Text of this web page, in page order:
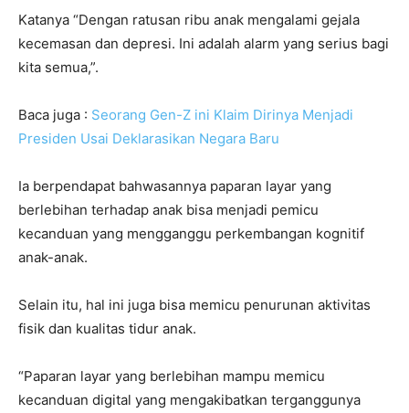
Katanya “Dengan ratusan ribu anak mengalami gejala
kecemasan dan depresi. Ini adalah alarm yang serius bagi
kita semua,”.
Baca juga : Seorang Gen-Z ini Klaim Dirinya Menjadi
Presiden Usai Deklarasikan Negara Baru
Ia berpendapat bahwasannya paparan layar yang
berlebihan terhadap anak bisa menjadi pemicu
kecanduan yang mengganggu perkembangan kognitif
anak-anak.
Selain itu, hal ini juga bisa memicu penurunan aktivitas
fisik dan kualitas tidur anak.
“Paparan layar yang berlebihan mampu memicu
kecanduan digital yang mengakibatkan terganggunya